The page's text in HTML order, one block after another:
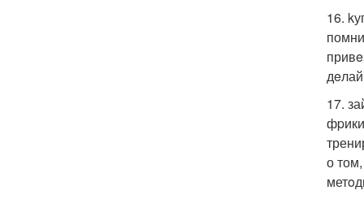
16.
17.
о